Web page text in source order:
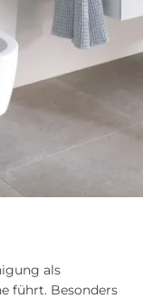
als
führt. Besonders